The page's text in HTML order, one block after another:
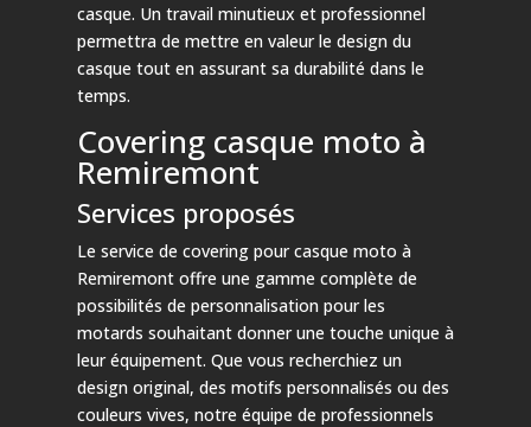
casque. Un travail minutieux et professionnel
permettra de mettre en valeur le design du
casque tout en assurant sa durabilité dans le
temps.
Covering casque moto à
Remiremont
Services proposés
Le service de covering pour casque moto à
Remiremont offre une gamme complète de
possibilités de personnalisation pour les
motards souhaitant donner une touche unique à
leur équipement. Que vous recherchiez un
design original, des motifs personnalisés ou des
couleurs vives, notre équipe de professionnels